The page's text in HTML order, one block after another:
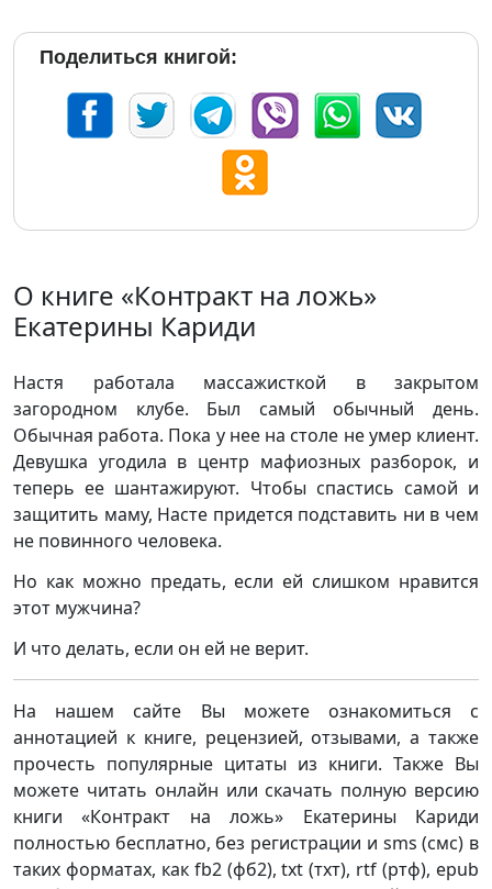
Поделиться книгой:
О книге «Контракт на ложь»
Екатерины Кариди
Настя работала массажисткой в закрытом
загородном клубе. Был самый обычный день.
Обычная работа. Пока у нее на столе не умер клиент.
Девушка угодила в центр мафиозных разборок, и
теперь ее шантажируют. Чтобы спастись самой и
защитить маму, Насте придется подставить ни в чем
не повинного человека.
Но как можно предать, если ей слишком нравится
этот мужчина?
И что делать, если он ей не верит.
На нашем сайте Вы можете ознакомиться с
аннотацией к книге, рецензией, отзывами, а также
прочесть популярные цитаты из книги. Также Вы
можете читать онлайн или скачать полную версию
книги «Контракт на ложь» Екатерины Кариди
полностью бесплатно, без регистрации и sms (смс) в
таких форматах, как fb2 (фб2), txt (тхт), rtf (ртф), epub